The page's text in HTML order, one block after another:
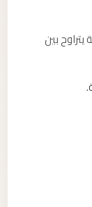
يتراوح بين